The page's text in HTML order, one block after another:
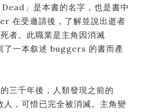
」是本書的名字，也是書中
在受邀請後，了解並說出逝者
者。此職業是主角因消滅
一本叙述 buggers 的書而產
三千年後，人類發現之前的
，可惜已完全被消滅。主角變